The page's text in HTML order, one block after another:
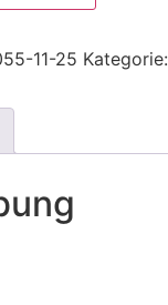
11-25 Kategorie: